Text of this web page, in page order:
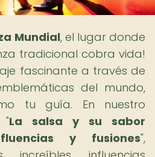
Mundial, el lugar donde
tradicional cobra vida!
fascinante a través de
del mundo,
tu guía. En nuestro
"La salsa y su sabor
y fusiones",